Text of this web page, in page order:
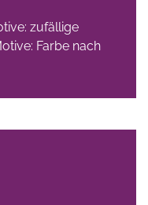
zufällige
Farbe nach